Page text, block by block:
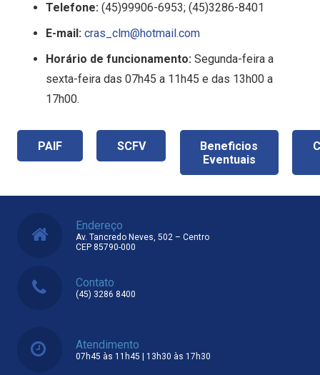
Telefone: (45)99906-6953; (45)3286-8401
E-mail: cras_clm@hotmail.com
Horário de funcionamento: Segunda-feira a
sexta-feira das 07h45 a 11h45 e das 13h00 a
17h00.
PAIF SCFV
Beneficios
Eventuais
Endereço
Av. Tancredo Neves, 502 – Centro
CEP 85790-000
Contato
(45) 3286 8400
Atendimento
07h45 às 11h45 | 13h30 às 17h30